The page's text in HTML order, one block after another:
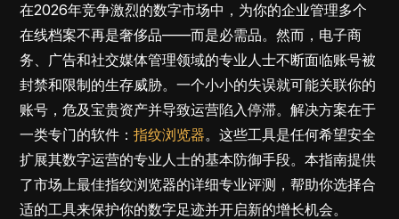
在2026年竞争激烈的数字市场中，为你的企业管理多个
在线档案不再是奢侈品——而是必需品。然而，电子商
务、广告和社交媒体管理领域的专业人士不断面临账号被
封禁和限制的生存威胁。一个小小的失误就可能关联你的
账号，危及宝贵资产并导致运营陷入停滞。解决方案在于
一类专门的软件：指纹浏览器。这些工具是任何希望安全
扩展其数字运营的专业人士的基本防御手段。本指南提供
了市场上最佳指纹浏览器的详细专业评测，帮助你选择合
适的工具来保护你的数字足迹并开启新的增长机会。